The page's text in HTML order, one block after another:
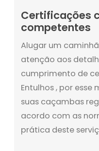
Certificações
competentes
Alugar um
atenção aos
cumprimento de
Entulhos , por esse
suas caçambas
acordo com as
prática deste